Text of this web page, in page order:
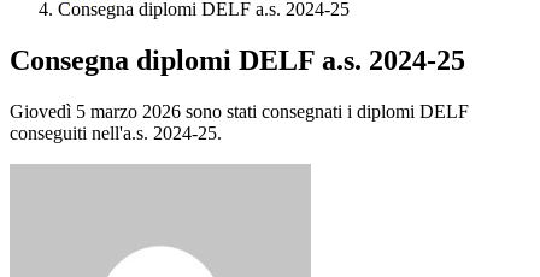
Consegna diplomi DELF a.s. 2024-25
Consegna diplomi DELF a.s. 2024-25
Giovedì 5 marzo 2026 sono stati consegnati i diplomi DELF
conseguiti nell'a.s. 2024-25.